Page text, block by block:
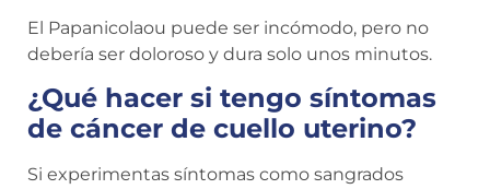
El Papanicolaou puede ser incómodo, pero no
debería ser doloroso y dura solo unos minutos.
¿Qué hacer si tengo síntomas
de cáncer de cuello uterino?
Si experimentas síntomas como sangrados